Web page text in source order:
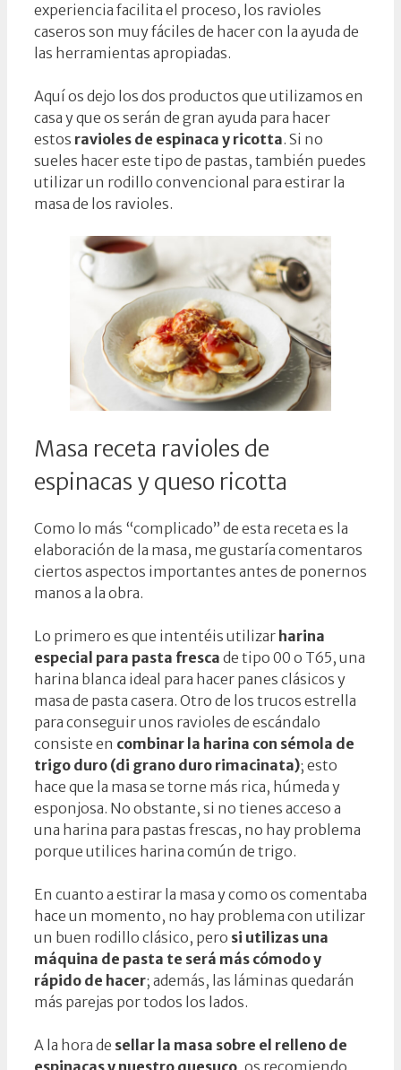
experiencia facilita el proceso, los ravioles
caseros son muy fáciles de hacer con la ayuda de
las herramientas apropiadas.
Aquí os dejo los dos productos que utilizamos en
casa y que os serán de gran ayuda para hacer
estos ravioles de espinaca y ricotta. Si no
sueles hacer este tipo de pastas, también puedes
utilizar un rodillo convencional para estirar la
masa de los ravioles.
Masa receta ravioles de
espinacas y queso ricotta
Como lo más “complicado” de esta receta es la
elaboración de la masa, me gustaría comentaros
ciertos aspectos importantes antes de ponernos
manos a la obra.
Lo primero es que intentéis utilizar harina
especial para pasta fresca de tipo 00 o T65, una
harina blanca ideal para hacer panes clásicos y
masa de pasta casera. Otro de los trucos estrella
para conseguir unos ravioles de escándalo
consiste en combinar la harina con sémola de
trigo duro (di grano duro rimacinata); esto
hace que la masa se torne más rica, húmeda y
esponjosa. No obstante, si no tienes acceso a
una harina para pastas frescas, no hay problema
porque utilices harina común de trigo.
En cuanto a estirar la masa y como os comentaba
hace un momento, no hay problema con utilizar
un buen rodillo clásico, pero si utilizas una
máquina de pasta te será más cómodo y
rápido de hacer; además, las láminas quedarán
más parejas por todos los lados.
A la hora de sellar la masa sobre el relleno de
espinacas y nuestro quesuco , os recomiendo